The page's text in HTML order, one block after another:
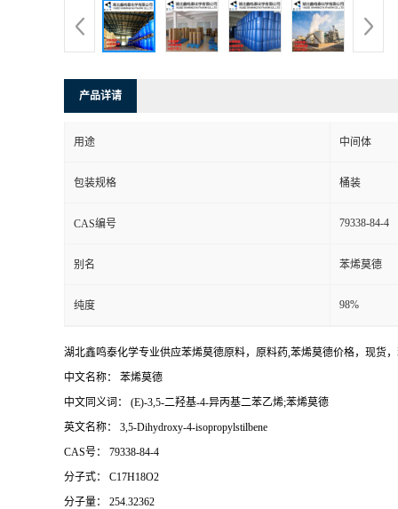
产品详请
用途 中间体
包装规格 桶装
CAS编号 79338-84-4
别名 苯烯莫德
纯度 98%
湖北鑫鸣泰化学专业供应苯烯莫德原料，原料药,苯烯莫德价格，现货
中文名称： 苯烯莫德
中文同义词： (E)-3,5-二羟基-4-异丙基二苯乙烯;苯烯莫德
英文名称： 3,5-Dihydroxy-4-isopropylstilbene
CAS号： 79338-84-4
分子式： C17H18O2
分子量： 254.32362